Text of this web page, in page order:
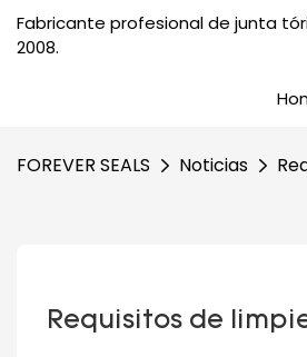
Fabricante profesional de junta
2008.
FOREVER SEALS Noticias
Requisitos de